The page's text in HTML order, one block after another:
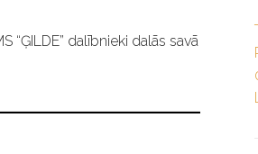
“ĢILDE” dalībnieki dalās savā